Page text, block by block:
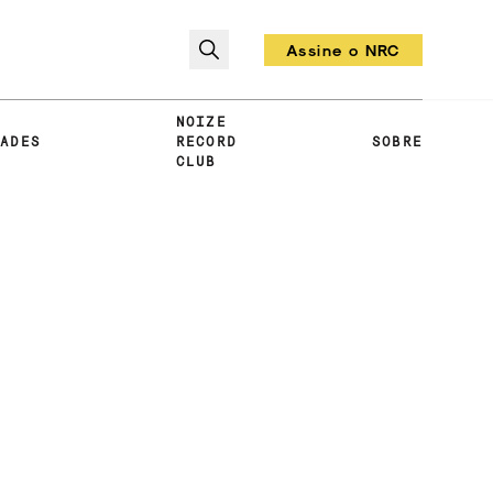
Assine o NRC
NOIZE
RECORD
CLUB
SOBRE